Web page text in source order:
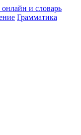
Грамматика